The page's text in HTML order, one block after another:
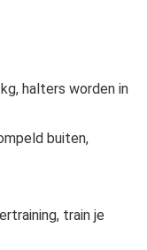
halters worden in
buiten,
train je